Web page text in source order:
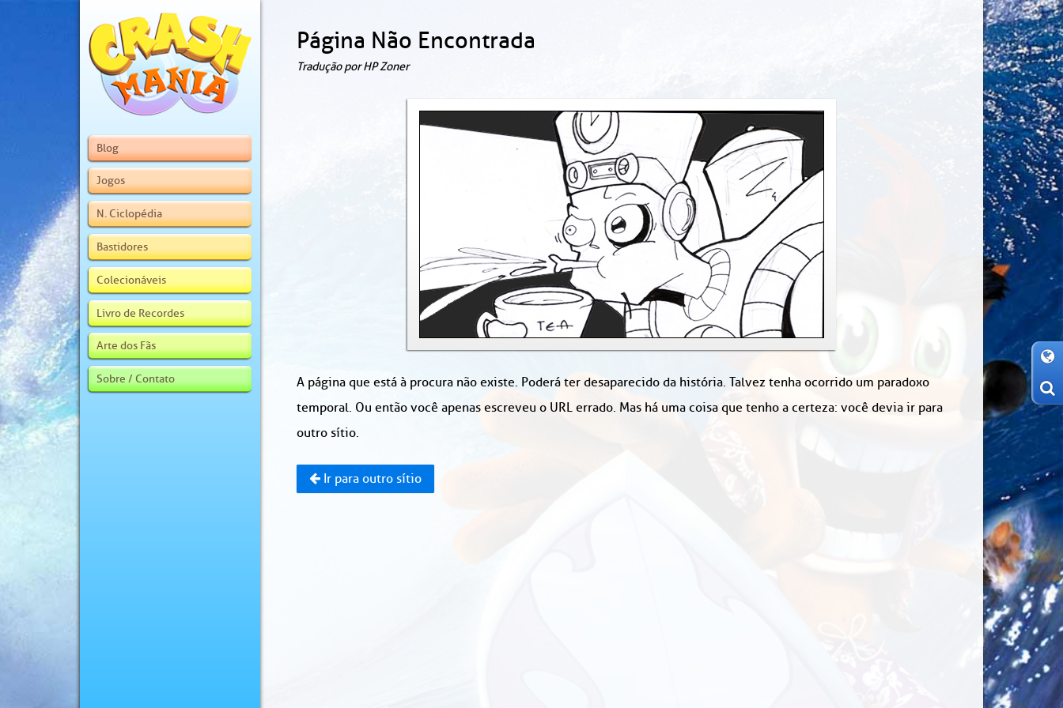
Blog
Jogos
N. Ciclopédia
Bastidores
Colecionáveis
Livro de Recordes
Arte dos Fãs
Sobre / Contato
Página Não Encontrada
Tradução por HP Zoner
A página que está à procura não existe. Poderá ter desaparecido da história. Talvez tenha ocorrido um paradoxo
temporal. Ou então você apenas escreveu o URL errado. Mas há uma coisa que tenho a certeza: você devia ir para
outro sítio.
Ir para outro sítio